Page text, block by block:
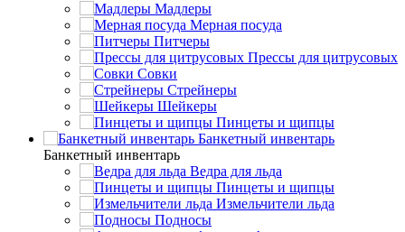
Мадлеры
Мерная посуда
Питчеры
Прессы для цитрусовых
Совки
Стрейнеры
Шейкеры
Пинцеты и щипцы
Банкетный инвентарь
Банкетный инвентарь
Ведра для льда
Пинцеты и щипцы
Измельчители льда
Подносы